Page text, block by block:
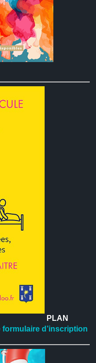
PLAN
formulaire d’inscription